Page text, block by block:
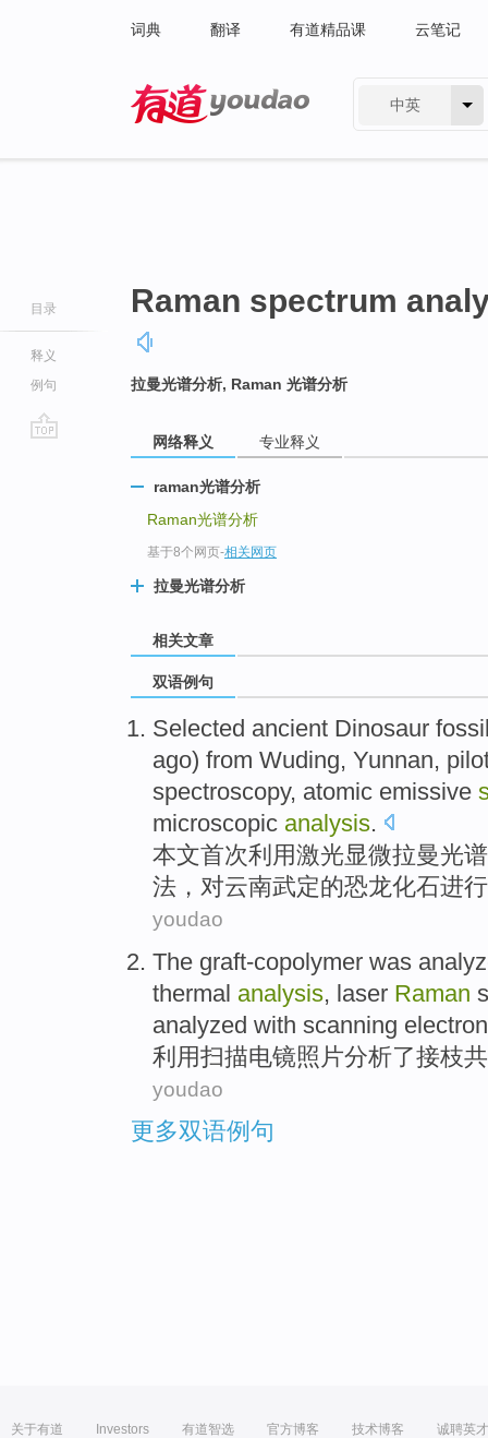
词典 翻译 有道精品课 云笔记
中英
目录
释义
例句
Raman spectrum
拉曼光谱分析, Raman 光谱分析
网络释义 专业释义
raman光谱分析
Raman光谱分析
基于8个网页-相关网页
拉曼光谱分析
相关文章
双语例句
Selected ancient Dinosaur
ago) from Wuding, Yunnan,
spectroscopy, atomic emissive
microscopic analysis.
本文首次利用激光显微拉曼光谱
法， 对云南武定的恐龙化石进行
youdao
The graft-copolymer was
thermal analysis, laser Raman
analyzed with scanning electron
利用扫描电镜照片分析了接枝
youdao
更多双语例句
关于有道 Investors 有道智选 官方博客 技术博客 诚聘英才